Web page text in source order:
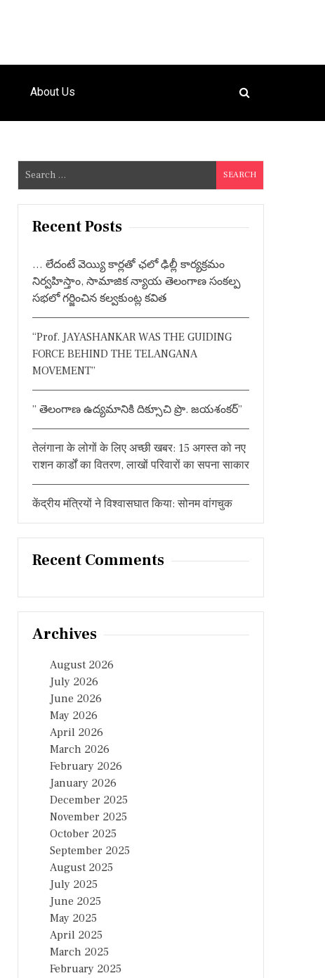
About Us
e
a
Recent Posts
… లేదంటే వెయ్యి కార్లతో ఛలో ఢిల్లీ కార్యక్రమం
నిర్వహిస్తాం, సామాజిక న్యాయ తెలంగాణ సంకల్ప
సభలో గర్జించిన కల్వకుంట్ల కవిత
“Prof. JAYASHANKAR WAS THE GUIDING
FORCE BEHIND THE TELANGANA
MOVEMENT”
” తెలంగాణ ఉద్యమానికి దిక్సూచి ప్రొ. జయశంకర్”
तेलंगाना के लोगों के लिए अच्छी खबर: 15 अगस्त को नए
राशन कार्डों का वितरण, लाखों परिवारों का सपना साकार
केंद्रीय मंत्रियों ने विश्वासघात किया: सोनम वांगचुक
Recent Comments
Archives
August 2026
July 2026
June 2026
May 2026
April 2026
March 2026
February 2026
January 2026
December 2025
November 2025
October 2025
September 2025
August 2025
July 2025
June 2025
May 2025
April 2025
March 2025
February 2025